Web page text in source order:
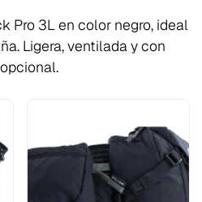
Pro 3L en color negro, ideal
Ligera, ventilada y con